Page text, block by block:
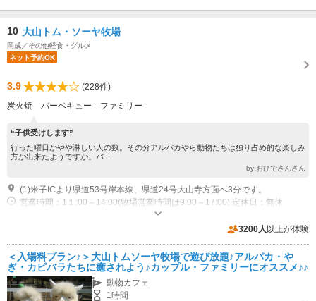
10 大山トム・ソーヤ牧場
岡成／その他軽食・グルメ
ネット予約OK
3.9
(228件)
炭火焼 バーベキュー ファミリー
“子供受けします”
行った曜日かやや淋しい人の数。その分アルパカやら動物たちは独り占め的な楽しみ
方が出来たようですが。バ...
by おひでさんさん
(1)米子ICより県道53号岸本線、県道24号大山寺方面へ3分です。
営業時間：1１:00～14:00(牧場営業時間は9:00～17:00) 定休日：無休
3200人 以上が体験
＜入場料プラン♪＞大山トムソーヤ牧場で遊び放題♪アルパカ・や
ぎ・カピバラたちに癒されよう♪カップル・ファミリーにオススメ♪♪
動物カフェ
1時間